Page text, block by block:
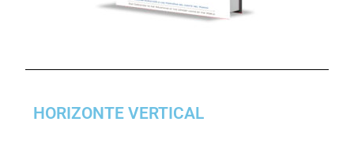
HORIZONTE VERTICAL